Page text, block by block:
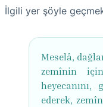
İlgili yer şöyle
Meselâ,
zemînin
ederek,